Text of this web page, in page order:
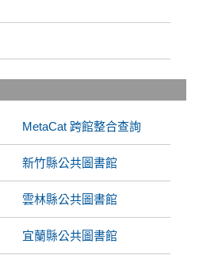
MetaCat 跨館整合查詢
新竹縣公共圖書館
雲林縣公共圖書館
宜蘭縣公共圖書館